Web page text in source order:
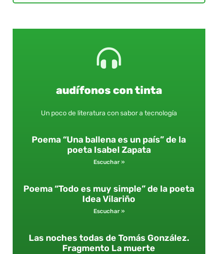
audífonos con tinta
Un poco de literatura con sabor a tecnología
Poema “Una ballena es un país” de la
poeta Isabel Zapata
Escuchar »
Poema “Todo es muy simple” de la poeta
Idea Vilariño
Escuchar »
Las noches todas de Tomás González.
Fragmento La muerte